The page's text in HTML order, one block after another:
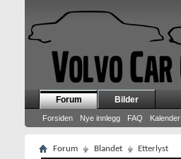
Forum
Forsiden Nye innlegg FAQ Kalender
Bilder
Forum Blandet Etterlyst